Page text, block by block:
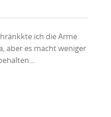
ich die Arme
aber es macht weniger